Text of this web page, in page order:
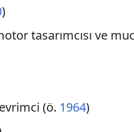
)
tasarımcısı ve
(ö. 1964)